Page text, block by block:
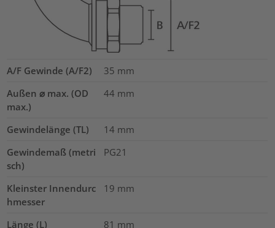
A/F Gewinde (A/F2) 35 mm
Außen ⌀ max. (OD
max.)
44 mm
Gewindelänge (TL) 14 mm
Gewindemaß (metri
sch)
PG21
Kleinster Innendurc
hmesser
19 mm
Länge (L) 81 mm